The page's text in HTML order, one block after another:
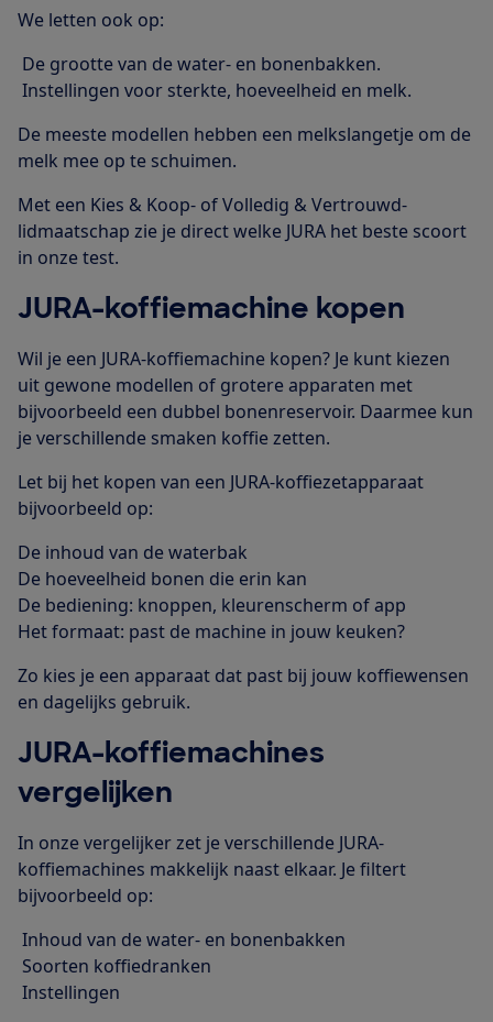
We letten ook op:
De grootte van de water- en bonenbakken.
Instellingen voor sterkte, hoeveelheid en melk.
De meeste modellen hebben een melkslangetje om de
melk mee op te schuimen.
Met een Kies & Koop- of Volledig & Vertrouwd-
lidmaatschap zie je direct welke JURA het beste scoort
in onze test.
JURA-koffiemachine kopen
Wil je een JURA-koffiemachine kopen? Je kunt kiezen
uit gewone modellen of grotere apparaten met
bijvoorbeeld een dubbel bonenreservoir. Daarmee kun
je verschillende smaken koffie zetten.
Let bij het kopen van een JURA-koffiezetapparaat
bijvoorbeeld op:
De inhoud van de waterbak
De hoeveelheid bonen die erin kan
De bediening: knoppen, kleurenscherm of app
Het formaat: past de machine in jouw keuken?
Zo kies je een apparaat dat past bij jouw koffiewensen
en dagelijks gebruik.
JURA-koffiemachines
vergelijken
In onze vergelijker zet je verschillende JURA-
koffiemachines makkelijk naast elkaar. Je filtert
bijvoorbeeld op:
Inhoud van de water- en bonenbakken
Soorten koffiedranken
Instellingen